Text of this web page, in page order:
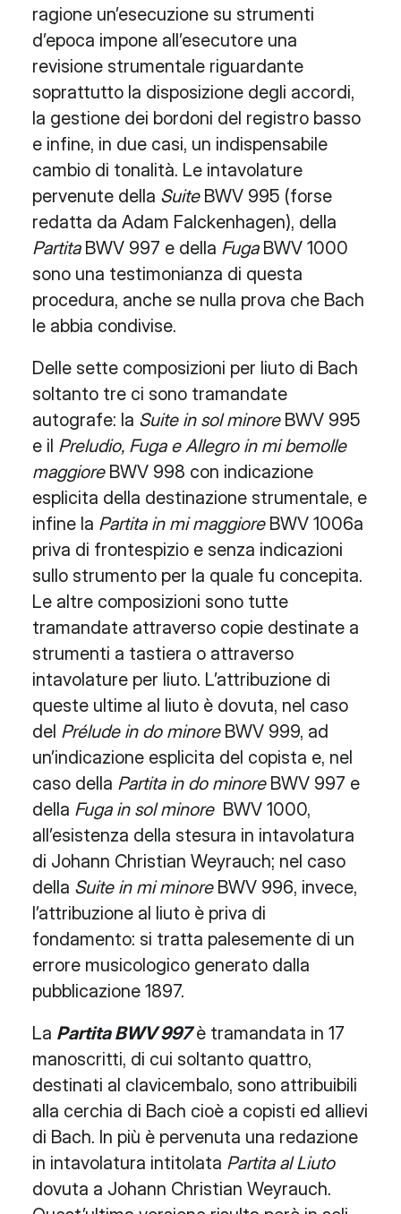
ragione un’esecuzione su strumenti
d’epoca impone all’esecutore una
revisione strumentale riguardante
soprattutto la disposizione degli accordi,
la gestione dei bordoni del registro basso
e infine, in due casi, un indispensabile
cambio di tonalità. Le intavolature
pervenute della SuiteBWV 995 (forse
redatta da Adam Falckenhagen), della
Partita BWV 997 e della FugaBWV 1000
sono una testimonianza di questa
procedura, anche se nulla prova che Bach
le abbia condivise.
Delle sette composizioni per liuto di Bach
soltanto tre ci sono tramandate
autografe: la Suite in sol minoreBWV 995
e il Preludio, Fuga e Allegro in mi bemolle
maggioreBWV 998 con indicazione
esplicita della destinazione strumentale, e
infine la Partita in mi maggiore BWV 1006a
priva di frontespizio e senza indicazioni
sullo strumento per la quale fu concepita.
Le altre composizioni sono tutte
tramandate attraverso copie destinate a
strumenti a tastiera o attraverso
intavolature per liuto. L’attribuzione di
queste ultime al liuto è dovuta, nel caso
del Prélude in do minoreBWV 999, ad
un’indicazione esplicita del copista e, nel
caso della Partita in do minoreBWV 997 e
della Fuga in sol minore BWV 1000,
all’esistenza della stesura in intavolatura
di Johann Christian Weyrauch; nel caso
della Suite in mi minoreBWV 996, invece,
l’attribuzione al liuto è priva di
fondamento: si tratta palesemente di un
errore musicologico generato dalla
pubblicazione 1897.
La Partita BWV 997è tramandata in 17
manoscritti, di cui soltanto quattro,
destinati al clavicembalo, sono attribuibili
alla cerchia di Bach cioè a copisti ed allievi
di Bach. In più è pervenuta una redazione
in intavolatura intitolata Partita al Liuto
dovuta a Johann Christian Weyrauch.